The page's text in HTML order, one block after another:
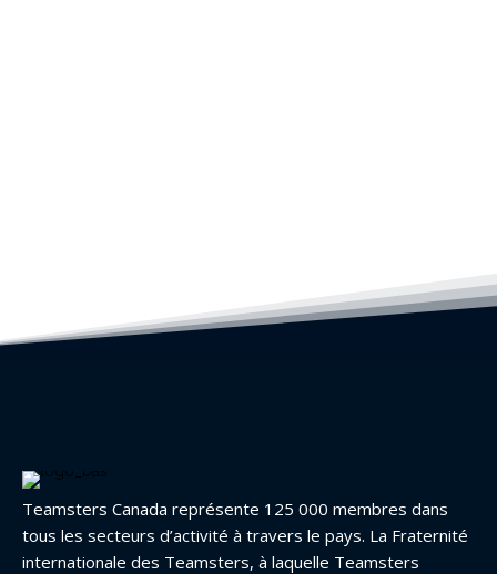
Teamsters Canada représente 125 000 membres dans
tous les secteurs d’activité à travers le pays. La Fraternité
internationale des Teamsters, à laquelle Teamsters